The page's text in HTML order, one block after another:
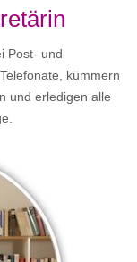
Post- und
kümmern
und erledigen alle